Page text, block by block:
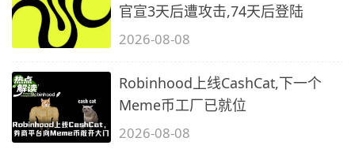
官宣3天后遭攻击,74天后登陆
2026-08-08
Robinhood上线CashCat,下一个
Meme币工厂已就位
2026-08-08